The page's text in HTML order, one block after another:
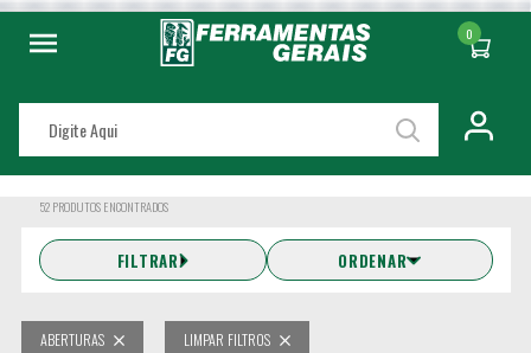
0
52 PRODUTOS ENCONTRADOS
FILTRAR ORDENAR
ABERTURAS LIMPAR FILTROS